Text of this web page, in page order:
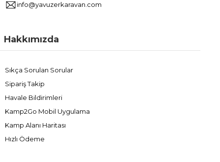
info@yavuzerkaravan.com
Hakkımızda
Sıkça Sorulan Sorular
Sipariş Takip
Havale Bildirimleri
Kamp2Go Mobil Uygulama
Kamp Alanı Haritası
Hızlı Ödeme